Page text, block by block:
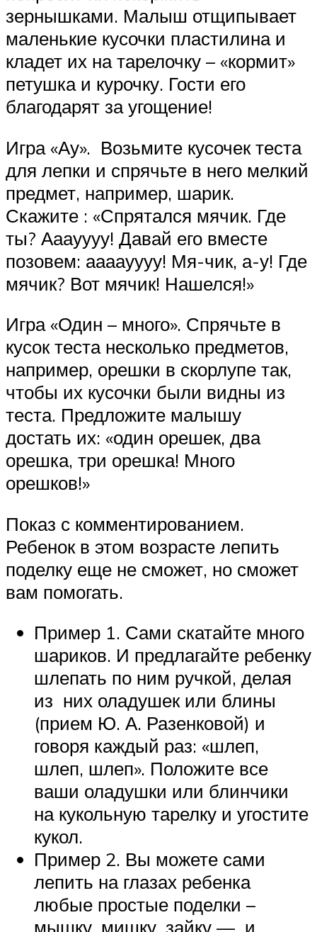
зернышками. Малыш отщипывает
маленькие кусочки пластилина и
кладет их на тарелочку – «кормит»
петушка и курочку. Гости его
благодарят за угощение!
Игра «Ау». Возьмите кусочек теста
для лепки и спрячьте в него мелкий
предмет, например, шарик.
Скажите : «Спрятался мячик. Где
ты? Ааауууу! Давай его вместе
позовем: аааауууу! Мя-чик, а-у! Где
мячик? Вот мячик! Нашелся!»
Игра «Один – много». Спрячьте в
кусок теста несколько предметов,
например, орешки в скорлупе так,
чтобы их кусочки были видны из
теста. Предложите малышу
достать их: «один орешек, два
орешка, три орешка! Много
орешков!»
Показ с комментированием.
Ребенок в этом возрасте лепить
поделку еще не сможет, но сможет
вам помогать.
Пример 1. Сами скатайте много
шариков. И предлагайте ребенку
шлепать по ним ручкой, делая
из них оладушек или блины
(прием Ю. А. Разенковой) и
говоря каждый раз: «шлеп,
шлеп, шлеп». Положите все
ваши оладушки или блинчики
на кукольную тарелку и угостите
кукол.
Пример 2. Вы можете сами
лепить на глазах ребенка
любые простые поделки –
мышку, мишку, зайку — и